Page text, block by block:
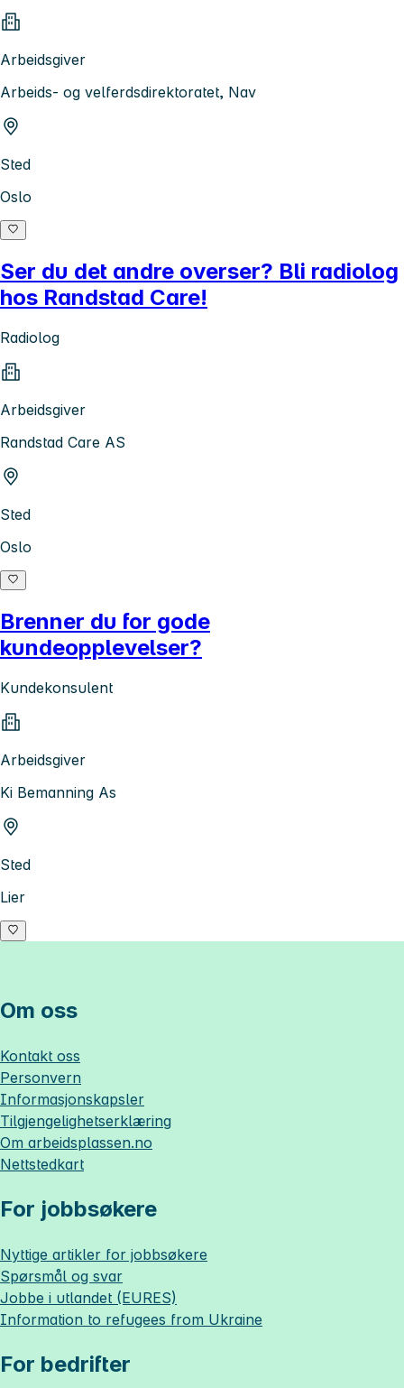
Arbeidsgiver
Arbeids- og velferdsdirektoratet, Nav
Sted
Oslo
Ser du det andre overser? Bli radiolog
hos Randstad Care!
Radiolog
Arbeidsgiver
Randstad Care AS
Sted
Oslo
Brenner du for gode
kundeopplevelser?
Kundekonsulent
Arbeidsgiver
Ki Bemanning As
Sted
Lier
Om oss
Kontakt oss
Personvern
Informasjonskapsler
Tilgjengelighetserklæring
Om arbeidsplassen.no
Nettstedkart
For jobbsøkere
Nyttige artikler for jobbsøkere
Spørsmål og svar
Jobbe i utlandet (EURES)
Information to refugees from Ukraine
For bedrifter